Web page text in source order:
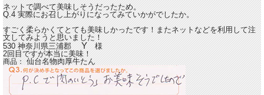
ネットで調べて美味しそうだったため。
Q.4 実際にお召し上がりになってみていかがでしたか。
すごく柔らかくてとても美味しかったです！またネットなどを利用して注
文してみようと思いました！
530 神奈川県三浦郡Y様
2回目ですが本当に美味！
商品：仙台名物肉厚牛たん